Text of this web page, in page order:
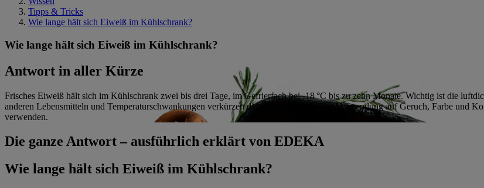
Tipps & Tricks
Wie lange hält sich Eiweiß im Kühlschrank?
Wie lange hält sich Eiweiß im Kühlschrank?
Antwort in aller Kürze
Frisches Eiweiß hält sich im Kühlschrank zwei bis drei Tage, im Gefrierfach bei -18 °C bis zu zehn Monate. Wichtig ist die
anderen Lebensmitteln und Temperaturschwankungen verkürzen die Haltbarkeit. Vor der Verwendung auf Geruch, Farbe und
verwenden.
Die ganze Antwort – ausführlich erklärt von EDEKA
Wie lange hält sich Eiweiß im Kühlschrank?